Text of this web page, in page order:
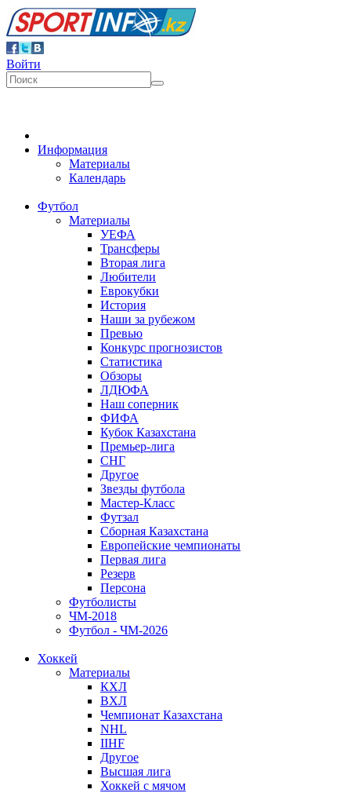
Войти
Информация
Материалы
Календарь
Футбол
Материалы
УЕФА
Трансферы
Вторая лига
Любители
Еврокубки
История
Наши за рубежом
Превью
Конкурс прогнозистов
Статистика
Обзоры
ЛДЮФА
Наш соперник
ФИФА
Кубок Казахстана
Премьер-лига
СНГ
Другое
Звезды футбола
Мастер-Класс
Футзал
Сборная Казахстана
Европейские чемпионаты
Первая лига
Резерв
Персона
Футболисты
ЧМ-2018
Футбол - ЧМ-2026
Хоккей
Материалы
КХЛ
ВХЛ
Чемпионат Казахстана
NHL
IIHF
Другое
Высшая лига
Хоккей с мячом